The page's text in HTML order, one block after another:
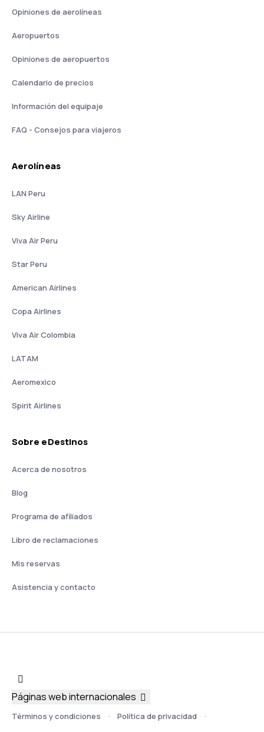
Opiniones de aerolíneas
Aeropuertos
Opiniones de aeropuertos
Calendario de precios
Información del equipaje
FAQ - Consejos para viajeros
Aerolíneas
LAN Peru
Sky Airline
Viva Air Peru
Star Peru
American Airlines
Copa Airlines
Viva Air Colombia
LATAM
Aeromexico
Spirit Airlines
Sobre eDestinos
Acerca de nosotros
Blog
Programa de afiliados
Libro de reclamaciones
Mis reservas
Asistencia y contacto
Términos y condiciones Política de privacidad
Páginas web internacionales